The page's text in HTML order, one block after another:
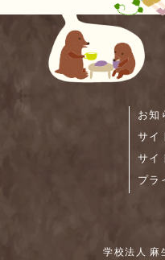
お知
サイ
サイ
プラ
学校法人